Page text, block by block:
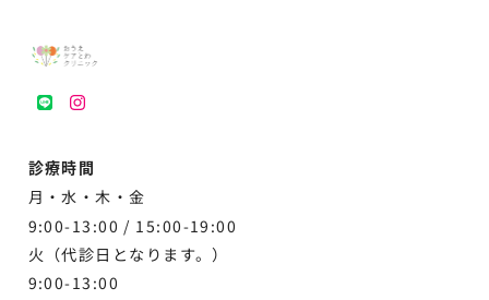
LINEinstagram
診療時間
月・水・木・金
9:00-13:00 / 15:00-19:00
火（代診日となります。）
9:00-13:00